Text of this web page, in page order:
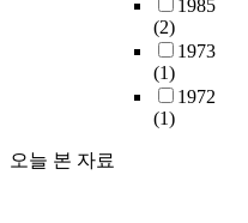
1985
(2)
1973
(1)
1972
(1)
오늘 본 자료